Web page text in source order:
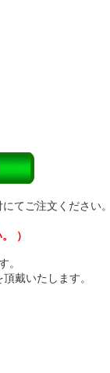
てご注文ください。
）
。
戴いたします。